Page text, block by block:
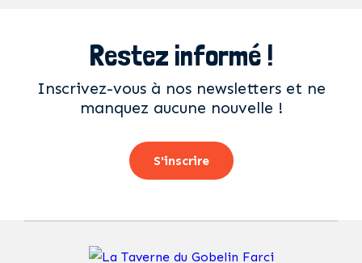
Restez informé !
Inscrivez-vous à nos newsletters et ne
manquez aucune nouvelle !
S'inscrire